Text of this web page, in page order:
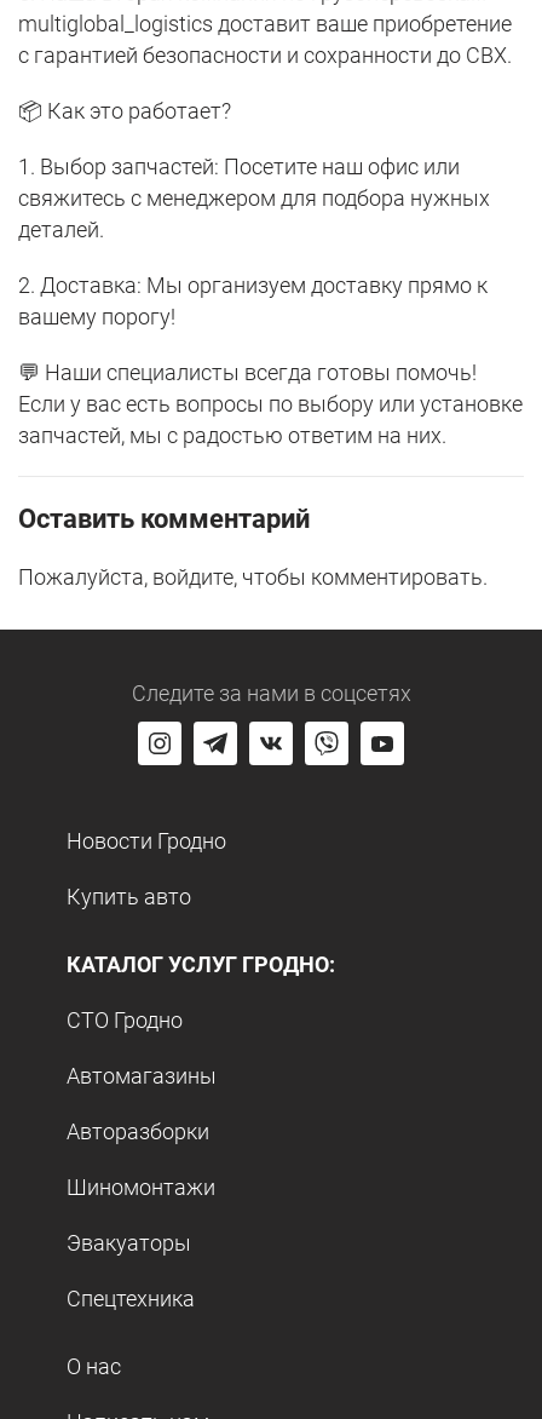
multiglobal_logistics доставит ваше приобретение
с гарантией безопасности и сохранности до СВХ.
📦 Как это работает?
1. Выбор запчастей: Посетите наш офис или
свяжитесь с менеджером для подбора нужных
деталей.
2. Доставка: Мы организуем доставку прямо к
вашему порогу!
💬 Наши специалисты всегда готовы помочь!
Если у вас есть вопросы по выбору или установке
запчастей, мы с радостью ответим на них.
Оставить комментарий
Пожалуйста, войдите, чтобы комментировать.
Следите за нами в соцсетях
Новости Гродно
Купить авто
КАТАЛОГ УСЛУГ ГРОДНО:
СТО Гродно
Автомагазины
Авторазборки
Шиномонтажи
Эвакуаторы
Спецтехника
О нас